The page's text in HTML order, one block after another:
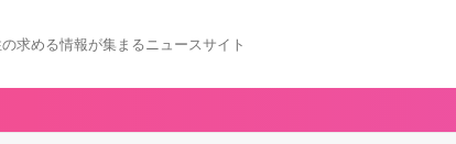
求める情報が集まるニュースサイト